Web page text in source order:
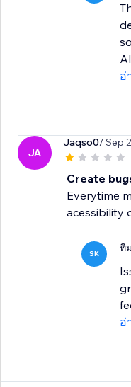
อ่
JA
Jaqso0/ Sep
Create
Everytime
acessibility
SK ที
อ่